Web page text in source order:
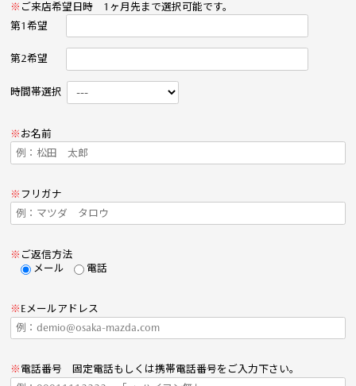
※ ご来店希望日時
1ヶ月先まで選択可能です。
第1希望
第2希望
時間帯選択
※ お名前
※ フリガナ
※ ご返信方法
メール
電話
※ Eメールアドレス
※ 電話番号 固定電話もしくは携帯電話番号をご入力下さい。